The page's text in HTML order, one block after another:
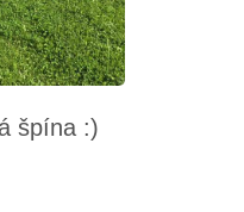
špína :)